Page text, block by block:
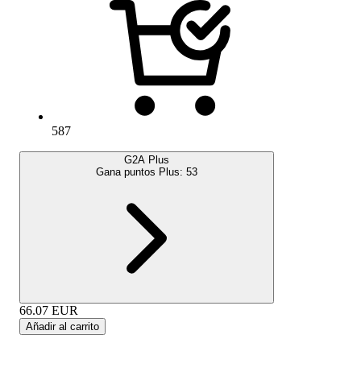
587
G2A Plus
Gana puntos Plus: 53
66.07 EUR
Añadir al carrito